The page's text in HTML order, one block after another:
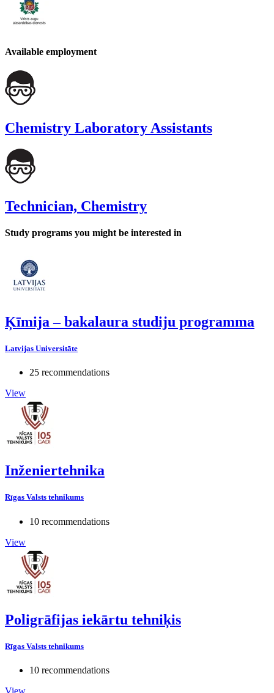
Available employment
Chemistry Laboratory Assistants
Technician, Chemistry
Study programs you might be interested in
Ķīmija – bakalaura studiju programma
Latvijas Universitāte
25 recommendations
View
Inženiertehnika
Rīgas Valsts tehnikums
10 recommendations
View
Poligrāfijas iekārtu tehniķis
Rīgas Valsts tehnikums
10 recommendations
View